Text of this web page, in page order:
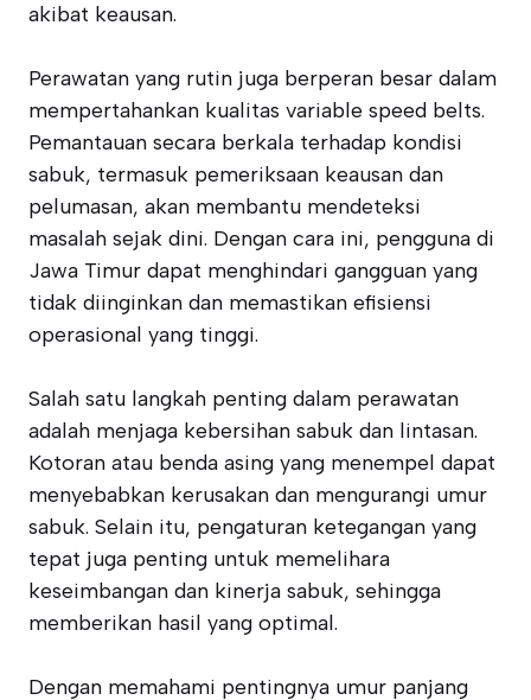
akibat keausan.
Perawatan yang rutin juga berperan besar dalam
mempertahankan kualitas variable speed belts.
Pemantauan secara berkala terhadap kondisi
sabuk, termasuk pemeriksaan keausan dan
pelumasan, akan membantu mendeteksi
masalah sejak dini. Dengan cara ini, pengguna di
Jawa Timur dapat menghindari gangguan yang
tidak diinginkan dan memastikan efisiensi
operasional yang tinggi.
Salah satu langkah penting dalam perawatan
adalah menjaga kebersihan sabuk dan lintasan.
Kotoran atau benda asing yang menempel dapat
menyebabkan kerusakan dan mengurangi umur
sabuk. Selain itu, pengaturan ketegangan yang
tepat juga penting untuk memelihara
keseimbangan dan kinerja sabuk, sehingga
memberikan hasil yang optimal.
Dengan memahami pentingnya umur panjang